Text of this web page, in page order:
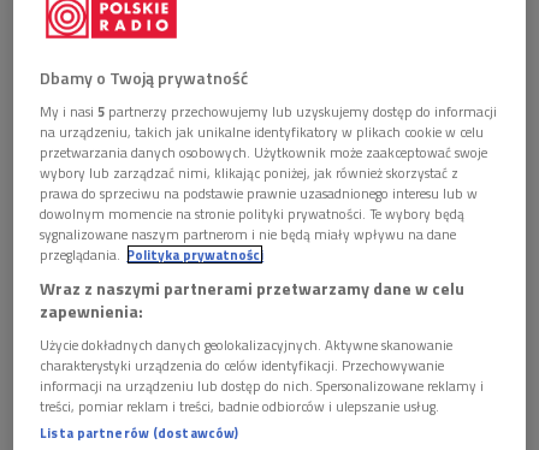
Foto: Glow Images/East News
„Właściciele smartfonów lub tabletów jeszcze nie są w pełni
świadomi tego, na jakie niebezpieczeństwa mogą być
narażone ich urządzenia. Wielu użytkowników zapisuje na
nich numery PIN do kont bankowych lub prowadzi poufną
Dbamy o Twoją prywatność
My i nasi5 partnerzy przechowujemy lub uzyskujemy dostęp do informacji
na urządzeniu, takich jak unikalne identyfikatory w plikach cookie w celu
przetwarzania danych osobowych. Użytkownik może zaakceptować swoje
wybory lub zarządzać nimi, klikając poniżej, jak również skorzystać z
prawa do sprzeciwu na podstawie prawnie uzasadnionego interesu lub w
dowolnym momencie na stronie polityki prywatności. Te wybory będą
sygnalizowane naszym partnerom i nie będą miały wpływu na dane
przeglądania. Polityka prywatności
Wraz z naszymi partnerami przetwarzamy dane w celu
zapewnienia:
Użycie dokładnych danych geolokalizacyjnych. Aktywne skanowanie
charakterystyki urządzenia do celów identyfikacji. Przechowywanie
informacji na urządzeniu lub dostęp do nich. Spersonalizowane reklamy i
treści, pomiar reklam i treści, badnie odbiorców i ulepszanie usług.
Lista partnerów (dostawców)